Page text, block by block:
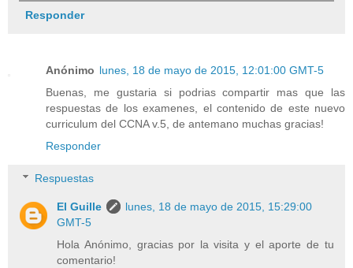
Responder
Anónimo lunes, 18 de mayo de 2015, 12:01:00 GMT-5
Buenas, me gustaria si podrias compartir mas que las
respuestas de los examenes, el contenido de este nuevo
curriculum del CCNA v.5, de antemano muchas gracias!
Responder
Respuestas
El Guille
lunes, 18 de mayo de 2015, 15:29:00
GMT-5
Hola Anónimo, gracias por la visita y el aporte de tu
comentario!